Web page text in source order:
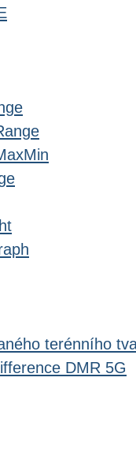
terénního
DMR 5G